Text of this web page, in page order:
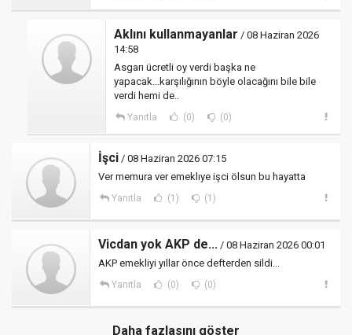
Aklını kullanmayanlar / 08 Haziran 2026
14:58
Asgarı ücretli oy verdi başka ne
yapacak...karşılığının böyle olacağını bile bile
verdi hemi de..
Yanıtla (0) (0)
İşci / 08 Haziran 2026 07:15
Ver memura ver emeklıye işci ölsun bu hayatta
Yanıtla (1) (1)
Vicdan yok AKP de... / 08 Haziran 2026 00:01
AKP emekliyi yıllar önce defterden sildi...
Yanıtla (0) (0)
Daha fazlasını göster